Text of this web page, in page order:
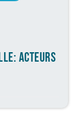
ACTEURS